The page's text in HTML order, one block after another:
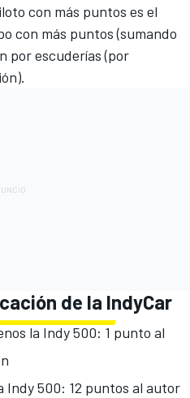
con más puntos es el
con más puntos (sumando
por escuderías (por
de la IndyCar
la Indy 500: 1 punto al
Indy 500: 12 puntos al autor